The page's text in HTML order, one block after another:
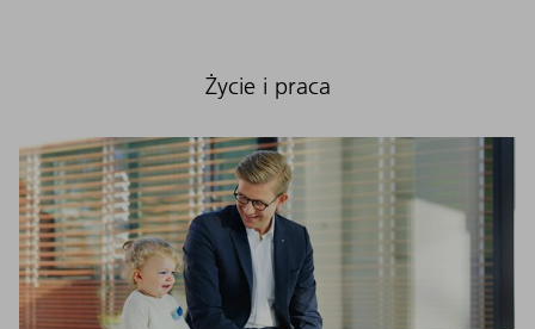
Życie i praca